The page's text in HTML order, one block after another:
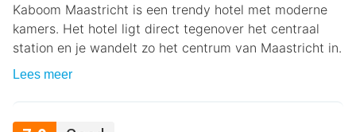
Kaboom Maastricht is een trendy hotel met moderne
kamers. Het hotel ligt direct tegenover het centraal
station en je wandelt zo het centrum van Maastricht in.
Lees meer